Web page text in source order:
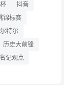
抖音
锦标赛
特尔
历史大前锋
名记观点